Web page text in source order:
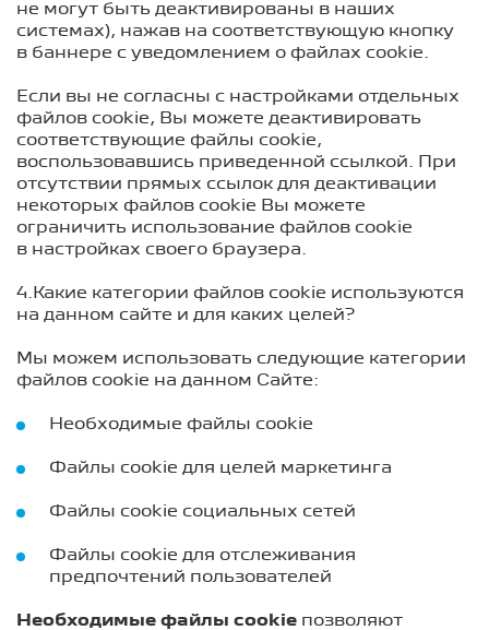
не могут быть деактивированы в наших
системах), нажав на соответствующую кнопку
в баннере с уведомлением о файлах cookie.
Если вы не согласны с настройками отдельных
файлов cookie, Вы можете деактивировать
соответствующие файлы cookie,
воспользовавшись приведенной ссылкой. При
отсутствии прямых ссылок для деактивации
некоторых файлов cookie Вы можете
ограничить использование файлов cookie
в настройках своего браузера.
4.Какие категории файлов cookie используются
на данном сайте и для каких целей?
Мы можем использовать следующие категории
файлов cookie на данном Сайте:
Необходимые файлы cookie
Файлы cookie для целей маркетинга
Файлы cookie социальных сетей
Файлы cookie для отслеживания
предпочтений пользователей
Необходимые файлы cookie позволяют